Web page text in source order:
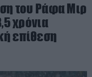
του Ράφα Μιρ
χρόνια
επίθεση